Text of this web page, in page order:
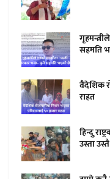
सहमति
वैदेशिक
राहत
हिन्दु
उस्ता उस्तै